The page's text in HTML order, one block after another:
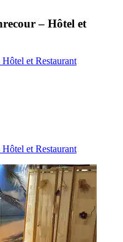
– Hôtel et
et Restaurant
et Restaurant